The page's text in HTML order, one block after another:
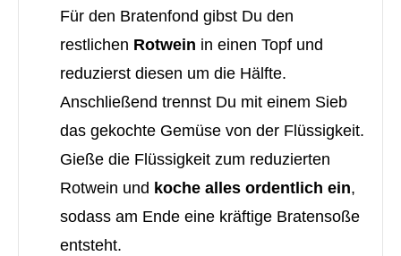
Für den Bratenfond gibst Du den
restlichen Rotwein in einen Topf und
reduzierst diesen um die Hälfte.
Anschließend trennst Du mit einem Sieb
das gekochte Gemüse von der Flüssigkeit.
Gieße die Flüssigkeit zum reduzierten
Rotwein und koche alles ordentlich ein,
sodass am Ende eine kräftige Bratensoße
entsteht.